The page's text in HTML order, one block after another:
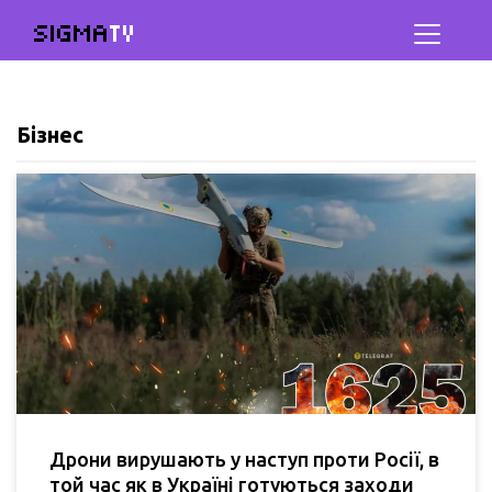
SIGMATV
Бізнес
Дрони вирушають у наступ проти Росії, в
той час як в Україні готуються заходи